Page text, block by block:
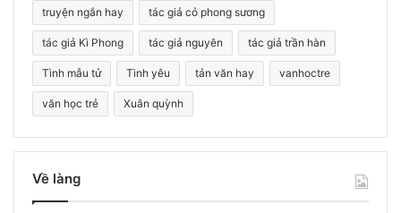
truyện ngắn hay tác giả cỏ phong sương
tác giả Kì Phong tác giả nguyên tác giả trần hàn
Tình mẫu tử Tình yêu tản văn hay vanhoctre
văn học trẻ Xuân quỳnh
Về làng